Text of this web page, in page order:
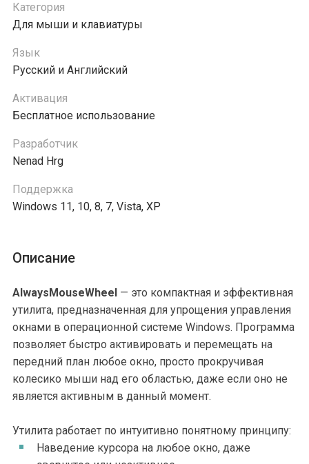
Категория
Для мыши и клавиатуры
Язык
Русский и Английский
Активация
Бесплатное использование
Разработчик
Nenad Hrg
Поддержка
Windows 11, 10, 8, 7, Vista, XP
Описание
AlwaysMouseWheel — это компактная и эффективная
утилита, предназначенная для упрощения управления
окнами в операционной системе Windows. Программа
позволяет быстро активировать и перемещать на
передний план любое окно, просто прокручивая
колесико мыши над его областью, даже если оно не
является активным в данный момент.
Утилита работает по интуитивно понятному принципу:
Наведение курсора на любое окно, даже